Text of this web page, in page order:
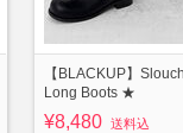
【BLACKUP】
Long Boots ★
¥8,480 送料込